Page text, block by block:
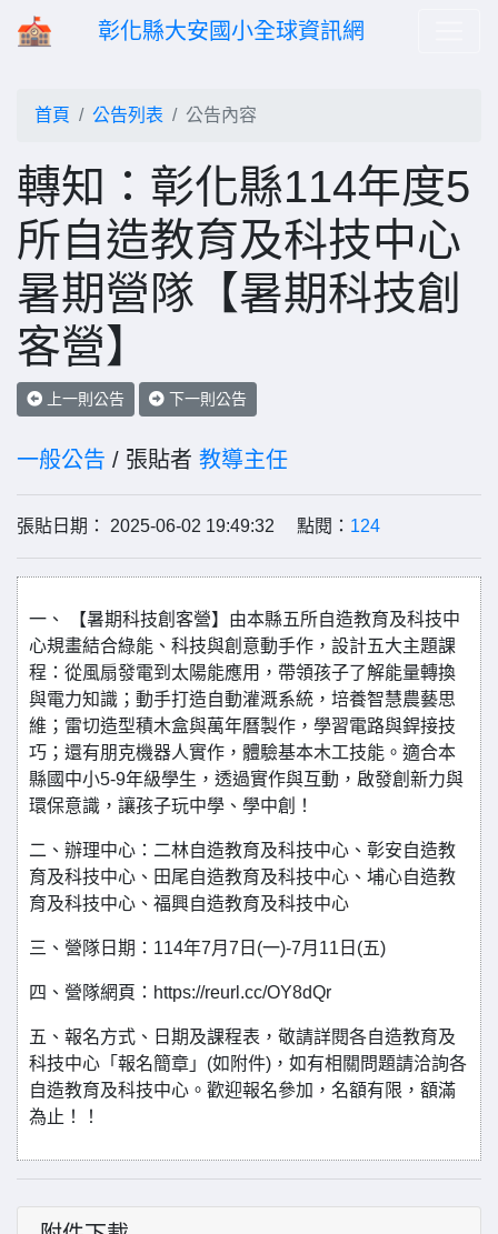
彰化縣大安國小全球資訊網
首頁 公告列表 公告內容
轉知：彰化縣114年度5
所自造教育及科技中心
暑期營隊【暑期科技創
客營】
上一則公告 下一則公告
一般公告 / 張貼者 教導主任
張貼日期： 2025-06-02 19:49:32 點閱： 124
一、 【暑期科技創客營】由本縣五所自造教育及科技中
心規畫結合綠能、科技與創意動手作，設計五大主題課
程：從風扇發電到太陽能應用，帶領孩子了解能量轉換
與電力知識；動手打造自動灌溉系統，培養智慧農藝思
維；雷切造型積木盒與萬年曆製作，學習電路與銲接技
巧；還有朋克機器人實作，體驗基本木工技能。適合本
縣國中小5-9年級學生，透過實作與互動，啟發創新力與
環保意識，讓孩子玩中學、學中創！
二、辦理中心：二林自造教育及科技中心、彰安自造教
育及科技中心、田尾自造教育及科技中心、埔心自造教
育及科技中心、福興自造教育及科技中心
三、營隊日期：114年7月7日(一)-7月11日(五)
四、營隊網頁：https://reurl.cc/OY8dQr
五、報名方式、日期及課程表，敬請詳閱各自造教育及
科技中心「報名簡章」(如附件)，如有相關問題請洽詢各
自造教育及科技中心。歡迎報名參加，名額有限，額滿
為止！！